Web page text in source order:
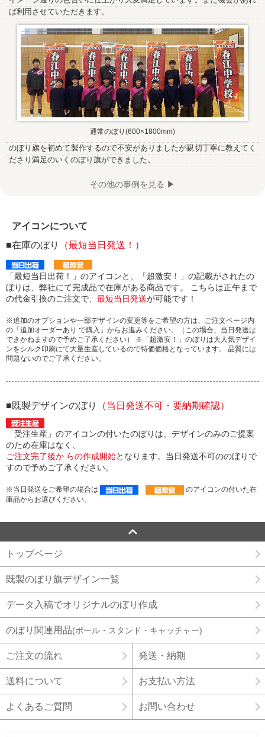
ば利用させていただきます。
通常のぼり(600×1800mm)
のぼり旗を初めて製作するので不安がありましたが親切丁寧に教えてく
ださり満足のいくのぼり旗ができました。
その他の事例を見る ▶
アイコンについて
■在庫のぼり
（最短当日発送！）
「最短当日出荷！」のアイコンと、「超激安！」の記載がされたの
ぼりは、弊社にて完成品で在庫がある商品です。 こちらは正午まで
の代金引換のご注文で、 最短当日発送が可能です！
※追加のオプションや一部デザインの変更等をご希望の方は、ご注文ページ内
の「追加オーダーあり で購入」からお進みください。（この場合、当日発送は
できかねますので予めご了承ください） ※「超激安！」のぼりは大人気デザイ
ンをシルク印刷にて大量生産しているので特価価格となっています。 品質には
問題ないのでご了承ください。
■既製デザインのぼり （当日発送不可・要納期確認）
「受注生産」のアイコンの付いたのぼりは、デザインのみのご提案
のため在庫はなく、
ご注文完了後か らの作成開始となります。当日発送不可ののぼりで
すので予めご了承ください。
※当日発送をご希望の場合は
のアイコンの付いた在
庫品からお選びください。
トップページ
既製のぼり旗デザイン一覧
データ入稿でオリジナルのぼり作成
のぼり関連用品(ポール・スタンド・キャッチャー)
ご注文の流れ 発送・納期
送料について お支払い方法
よくあるご質問 お問い合わせ